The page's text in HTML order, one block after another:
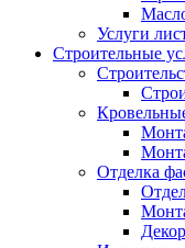
Услуги
Строительные
Отделка